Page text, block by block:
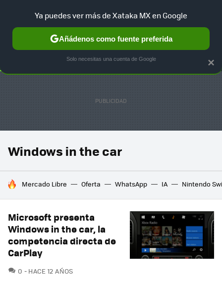
SELECCIÓN GAMING HOME AUTO TERRITORIO
Windows in the car
HOY SE HABLA DE
Mercado Libre Oferta WhatsApp IA Nintendo
Microsoft presenta
Windows in the car, la
competencia directa de
CarPlay
0 COMENTARIOS
HACE 12 AÑOS
×
Ya puedes ver más de Xataka MX en Google
Añádenos como fuente preferida
Solo necesitas una cuenta de Google